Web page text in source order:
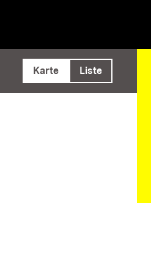
ausführen
Karte Liste